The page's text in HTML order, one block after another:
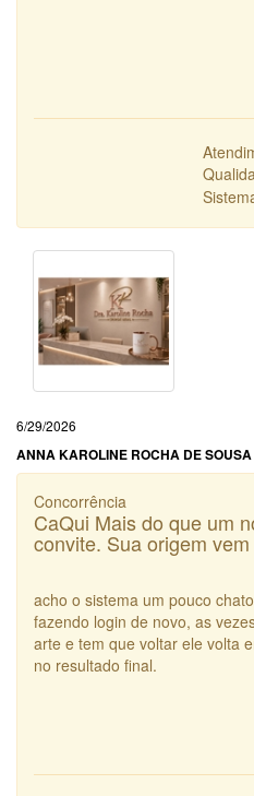
6/29/2026
ANNA KAROLINE ROCHA DE SOUSA
Concorrência
CaQui Mais do que um
convite. Sua origem
acho o sistema um pouco
fazendo login de novo, as
arte e tem que voltar ele volta
no resultado final.